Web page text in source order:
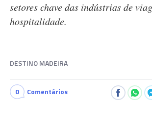
setores chave das indústrias de
hospitalidade.
DESTINO MADEIRA
0 Comentários